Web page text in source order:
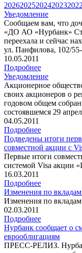
20262025202420232022
Уведомление
Сообщаем вам, что
«ДО АО «Нурбанк»
переехала и сейчас
ул. Панфилова, 102/
10.05.2011
Подробнее
Уведомление
Акционерное
своих акционеров о
годовом общем
состоявшемся 29
04.05.2011
Подробнее
Подведены итоги
совместной акции с
Первые итоги
системой Visa акции
16.03.2011
Подробнее
Изменения по
Изменения по
02.03.2011
Подробнее
Нурбанк сообщает о
еврооблигациям
ПРЕСС-РЕЛИЗ.